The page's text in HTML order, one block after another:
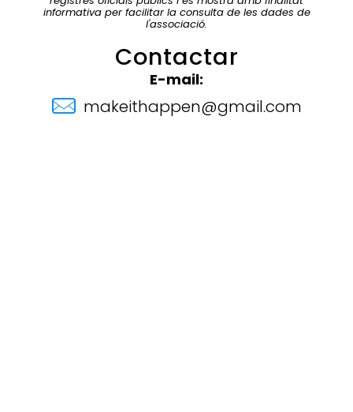
informativa per facilitar la consulta de les dades de
l'associació.
Contactar
E-mail:
makeithappen@gmail.com